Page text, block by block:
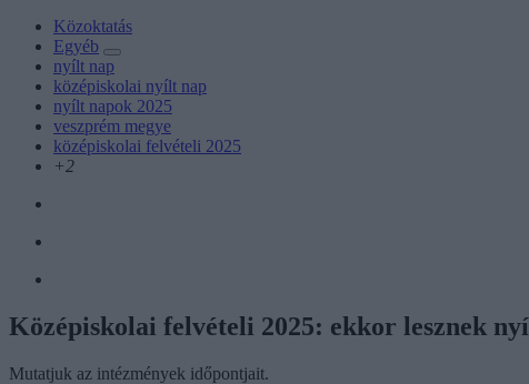
Közoktatás
Egyéb
nyílt nap
középiskolai nyílt nap
nyílt napok 2025
veszprém megye
középiskolai felvételi 2025
+2
Középiskolai felvételi 2025: ekkor lesznek
Mutatjuk az intézmények időpontjait.